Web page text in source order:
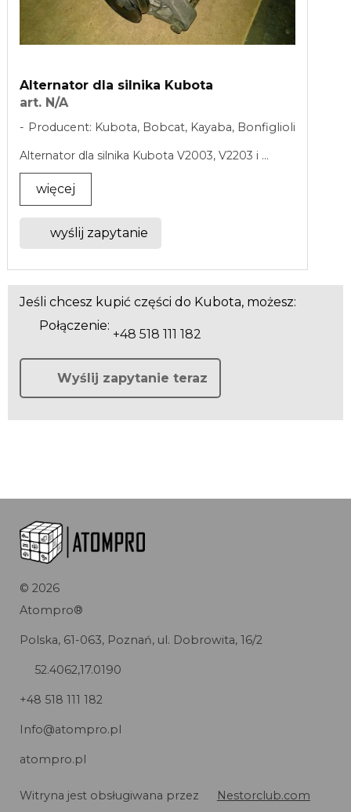
Alternator dla silnika Kubota
art. N/A
Producent: Kubota, Bobcat, Kayaba, Bonfiglioli
Alternator dla silnika Kubota V2003, V2203 i ...
więcej
wyślij zapytanie
Jeśli chcesz kupić części do Kubota, możesz:
Połączenie:
+48 518 111 182
Wyślij zapytanie teraz
© 2026
Atompro®
Polska, 61-063, Poznań, ul. Dobrowita, 16/2
52.4062,17.0190
+48 518 111 182
Info@atompro.pl
atompro.pl
Witryna jest obsługiwana przez
Nestorclub.com